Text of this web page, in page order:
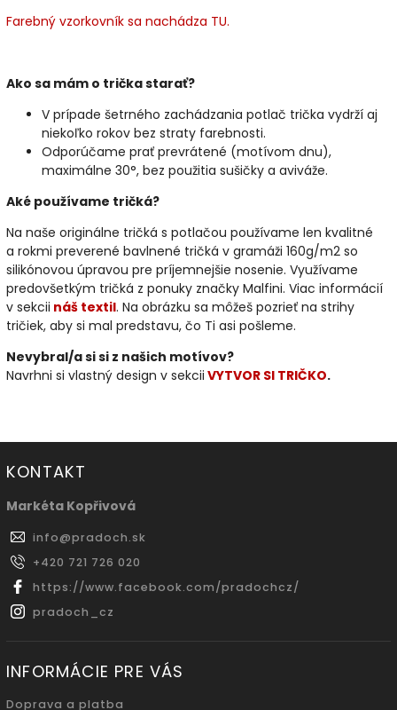
Farebný vzorkovník sa nachádza TU.
Ako sa mám o trička starať?
V prípade šetrného zachádzania potlač trička vydrží aj
niekoľko rokov bez straty farebnosti.
Odporúčame prať prevrátené (motívom dnu),
maximálne 30°, bez použitia sušičky a aviváže.
Aké používame tričká?
Na naše originálne tričká s potlačou používame len kvalitné
a rokmi preverené bavlnené tričká v gramáži 160g/m2 so
silikónovou úpravou pre príjemnejšie nosenie. Využívame
predovšetkým tričká z ponuky značky Malfini. Viac informácií
v sekcii náš textil. Na obrázku sa môžeš pozrieť na strihy
tričiek, aby si mal predstavu, čo Ti asi pošleme.
Nevybral/a si si z našich motívov?
Navrhni si vlastný design v sekcii VYTVOR SI TRIČKO.
KONTAKT
Markéta Kopřivová
info@pradoch.sk
+420 721 726 020
https://www.facebook.com/pradochcz/
pradoch_cz
INFORMÁCIE PRE VÁS
Doprava a platba